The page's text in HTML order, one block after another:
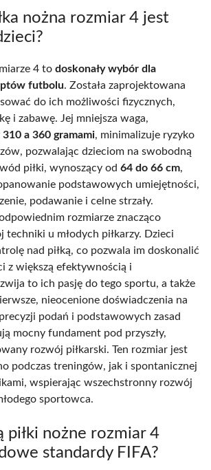
nożna rozmiar 4 jest
4 to doskonały wybór dla
futbolu. Została zaprojektowana
do ich możliwości fizycznych,
i zabawę. Jej mniejsza waga,
310 a 360 gramami, minimalizuje ryzyko
pozwalając dzieciom na swobodną
piłki, wynoszący od 64 do 66 cm,
podstawowych umiejętności,
podawanie i celne strzały.
rozmiarze znacząco
techniki u młodych piłkarzy. Dzieci
nad piłką, co pozwala im doskonalić
z większą efektywnością i
to ich pasję do tego sportu, a także
nieocenione doświadczenia na
podań i podstawowych zasad
mocny fundament pod przyszły,
rozwój piłkarski. Ten rozmiar jest
podczas treningów, jak i spontanicznej
wspierając wszechstronny rozwój
sportowca.
piłki nożne rozmiar 4
standardy FIFA?